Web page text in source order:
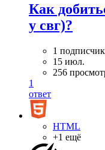
Как
у свг)?
1 подписчик
15 июл.
256
1
ответ
HTML
+1 ещё